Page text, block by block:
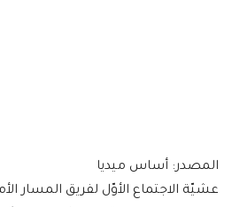
المصدر: أساس ميديا
عشيّة الاجتماع الأوّل لفريق المسار